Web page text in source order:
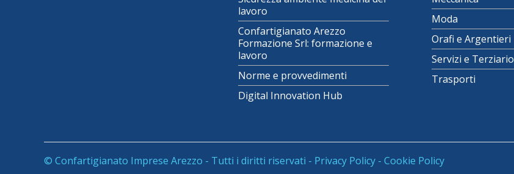
lavoro
Confartigianato Arezzo
Formazione Srl: formazione e
lavoro
Norme e provvedimenti
Digital Innovation Hub
Moda
Orafi e Argentieri
Servizi e Terziario
Trasporti
© Confartigianato Imprese Arezzo - Tutti i diritti riservati - Privacy Policy - Cookie Policy